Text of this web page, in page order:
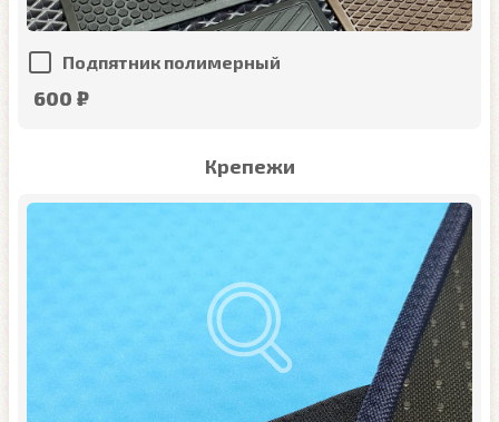
Подпятник полимерный
600 ₽
Крепежи